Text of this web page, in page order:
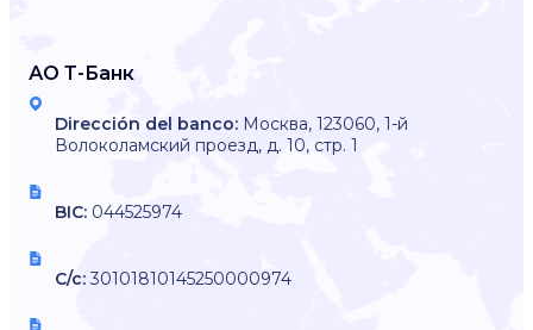
АО Т-Банк
Dirección del banco: Москва, 123060, 1-й
Волоколамский проезд, д. 10, стр. 1
BIC: 044525974
C/c:30101810145250000974